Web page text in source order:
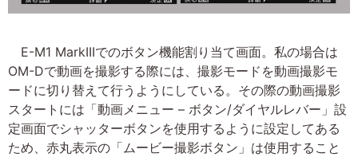
E-M1 MarkIIIでのボタン機能割り当て画面。私の場合は
OM-Dで動画を撮影する際には、撮影モードを動画撮影モ
ードに切り替えて行うようにしている。その際の動画撮影
スタートには「動画メニュー – ボタン/ダイヤルレバー」設
定画面でシャッターボタンを使用するように設定してある
ため、赤丸表示の「ムービー撮影ボタン」は使用すること